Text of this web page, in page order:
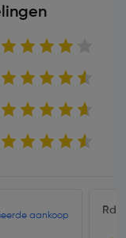
aankoop